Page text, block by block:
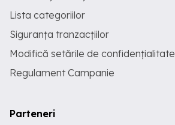
Lista categoriilor
Siguranța tranzacțiilor
Modifică setările de confidențialitate
Regulament Campanie
Parteneri